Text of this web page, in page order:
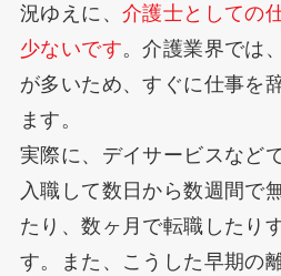
況ゆえに、 介護士としての
少ないです。介護業界では
が多いため、すぐに仕事を
ます。
実際に、デイサービスなど
入職して数日から数週間で
たり、数ヶ月で転職したり
す。また、こうした早期の